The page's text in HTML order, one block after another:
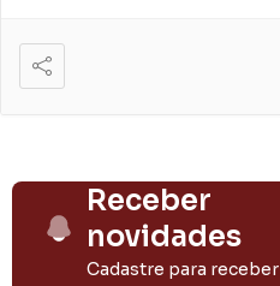
Receber
novidades
Cadastre para receber